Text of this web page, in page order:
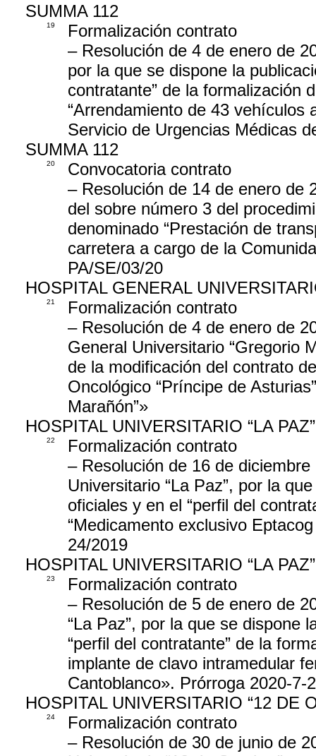
SUMMA 112
19
Formalización contrato
– Resolución de 4 de enero de
por la que se dispone la
contratante” de la formalización
“Arrendamiento de 43 vehículos
Servicio de Urgencias Médicas
SUMMA 112
20
Convocatoria contrato
– Resolución de 14 de enero de
del sobre número 3 del
denominado “Prestación de
carretera a cargo de la
PA/SE/03/20
HOSPITAL GENERAL
21
Formalización contrato
– Resolución de 4 de enero de
General Universitario “Gregorio
de la modificación del contrato
Oncológico “Príncipe de
Marañón”»
HOSPITAL UNIVERSITARIO “LA PAZ”
22
Formalización contrato
– Resolución de 16 de
Universitario “La Paz”, por la
oficiales y en el “perfil del
“Medicamento exclusivo
24/2019
HOSPITAL UNIVERSITARIO “LA PAZ”
23
Formalización contrato
– Resolución de 5 de enero de
“La Paz”, por la que se dispone
“perfil del contratante” de la
implante de clavo intramedular
Cantoblanco». Prórroga 2020-7-
HOSPITAL UNIVERSITARIO “12 DE
24
Formalización contrato
– Resolución de 30 de junio de